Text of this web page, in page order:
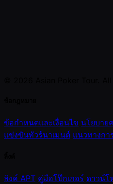
ข้อกำหนดและเงื่อนไข นโยบาย
แข่งขันทัวร์นาเมนต์ แนวทางกา
ลิงค์ APT คู่มือโป๊กเกอร์ ดาวน์โ